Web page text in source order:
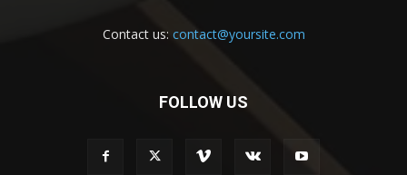
Contact us: contact@yoursite.com
FOLLOW US